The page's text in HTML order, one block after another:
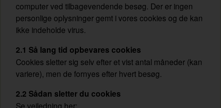
computer ved tilbagevendende besøg. Der er ingen
personlige oplysninger gemt i vores cookies og de kan
ikke indeholde virus.
2.1 Så lang tid opbevares cookies
Cookies sletter sig selv efter et vist antal måneder (kan
variere), men de fornyes efter hvert besøg.
2.2 Sådan sletter du cookies
Se vejledning her: